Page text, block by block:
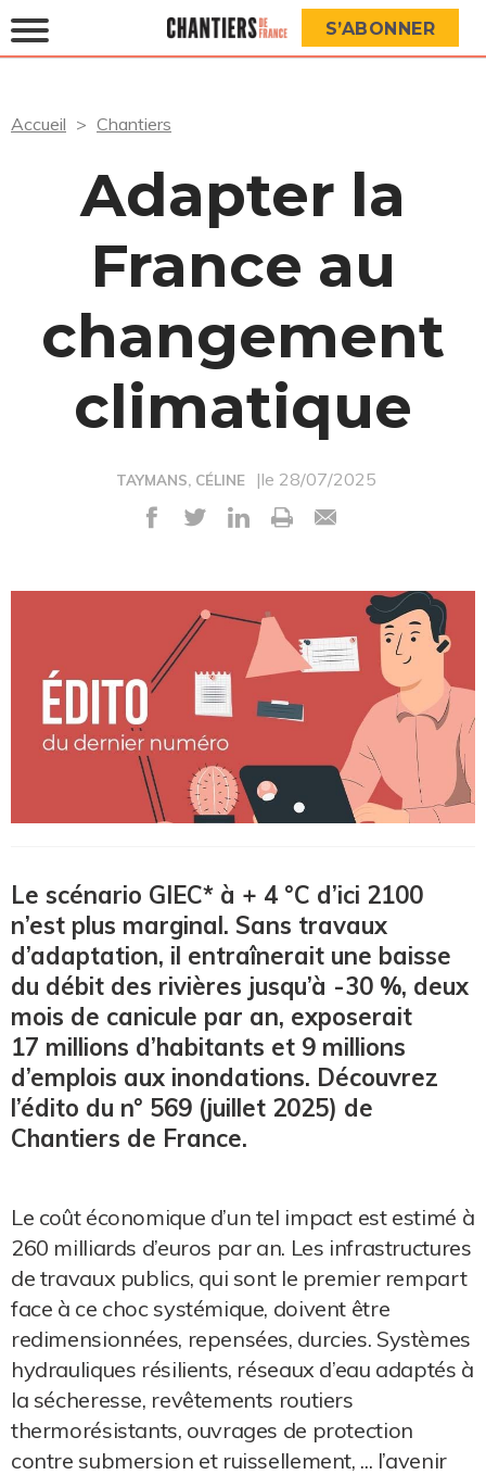
S’ABONNER
Accueil Chantiers
Adapter la
France au
changement
climatique
TAYMANS, CÉLINE |le 28/07/2025
Le scénario GIEC* à + 4 °C d’ici 2100
n’est plus marginal. Sans travaux
d’adaptation, il entraînerait une baisse
du débit des rivières jusqu’à -30 %, deux
mois de canicule par an, exposerait
17 millions d’habitants et 9 millions
d’emplois aux inondations. Découvrez
l’édito du n° 569 (juillet 2025) de
Chantiers de France.
Le coût économique d’un tel impact est estimé à
260 milliards d’euros par an. Les infrastructures
de travaux publics, qui sont le premier rempart
face à ce choc systémique, doivent être
redimensionnées, repensées, durcies. Systèmes
hydrauliques résilients, réseaux d’eau adaptés à
la sécheresse, revêtements routiers
thermorésistants, ouvrages de protection
contre submersion et ruissellement, ... l’avenir